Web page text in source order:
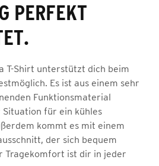
PERFEKT
T-Shirt unterstützt dich beim
Es ist aus einem sehr
Funktionsmaterial
für ein kühles
kommt es mit einem
der sich bequem
Tragekomfort ist dir in jeder